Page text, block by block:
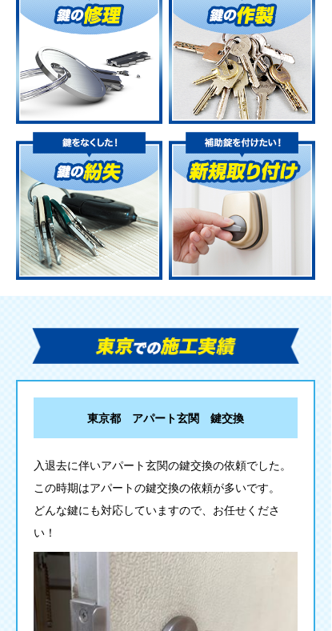
東京都 アパート玄関 鍵交換
入退去に伴いアパート玄関の鍵交換の依頼でした。
この時期はアパートの鍵交換の依頼が多いです。
どんな鍵にも対応していますので、お任せくださ
い！